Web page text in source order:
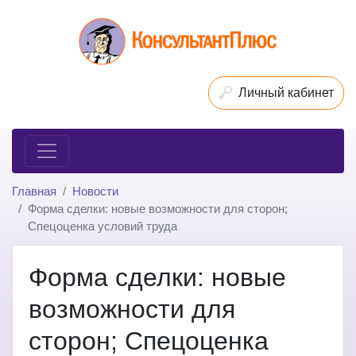
Личный кабинет
Главная
Новости
Форма сделки: новые возможности для сторон;
Спецоценка условий труда
Форма сделки: новые
возможности для
сторон; Спецоценка